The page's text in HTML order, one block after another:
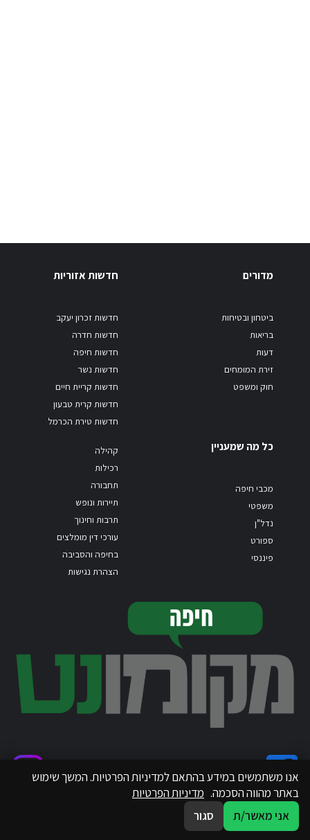
מדורים
ביטחון ובטיחות
בריאות
דעות
זירת המומחים
חוק ומשפט
חדשות אזוריות
חדשות זכרון יעקב
חדשות חדרה
חדשות חיפה
חדשות נשר
חדשות קריית חיים
חדשות קרית טבעון
חדשות טירת הכרמל
כל מה שמעניין
מכבי חיפה
משפטי
נדל"ן
ספורט
פיננסי
קהילה
רכילות
תחבורה
תיירות ונופש
תרבות וחינוך
עורכי דין מומלצים
בחיפה והסביבה
הצהרת נגישות
אנו משתמשים במידע בהתאם למדיניות הפרטיות. המשך שימוש
באתר מהווה הסכמה. מדיניות הפרטיות
אני מאשר/ת
סגור